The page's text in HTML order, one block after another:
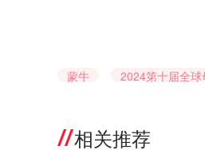
蒙牛 2024第十届全球
相关推荐